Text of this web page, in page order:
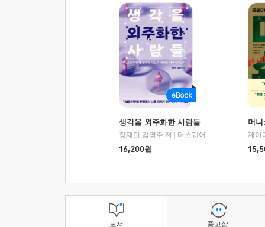
생각을 외주화한 사람들
정재민,김영주 저
더스퀘어
16,200원
머
도서 중고샵